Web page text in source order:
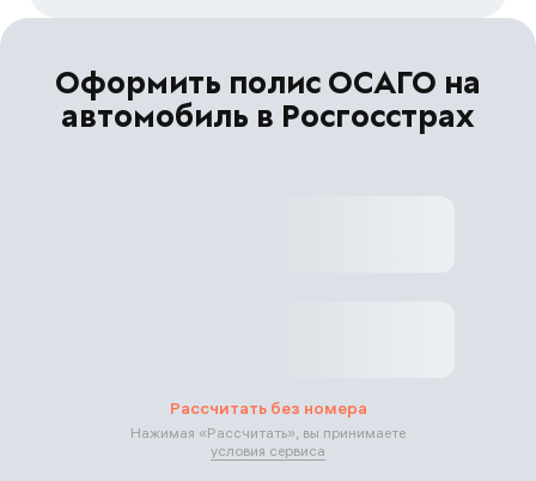
Оформить полис ОСАГО на
автомобиль в Росгосстрах
Рассчитать без номера
Нажимая «Рассчитать», вы принимаете
условия сервиса